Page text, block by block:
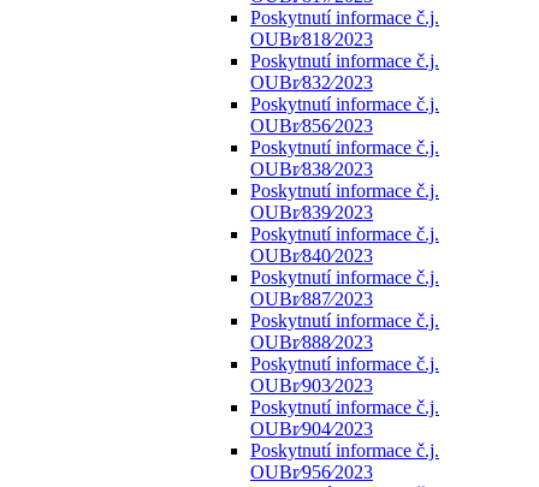
Poskytnutí informace č.j.
OUBr⁄818⁄2023
Poskytnutí informace č.j.
OUBr⁄832⁄2023
Poskytnutí informace č.j.
OUBr⁄856⁄2023
Poskytnutí informace č.j.
OUBr⁄838⁄2023
Poskytnutí informace č.j.
OUBr⁄839⁄2023
Poskytnutí informace č.j.
OUBr⁄840⁄2023
Poskytnutí informace č.j.
OUBr⁄887⁄2023
Poskytnutí informace č.j.
OUBr⁄888⁄2023
Poskytnutí informace č.j.
OUBr⁄903⁄2023
Poskytnutí informace č.j.
OUBr⁄904⁄2023
Poskytnutí informace č.j.
OUBr⁄956⁄2023